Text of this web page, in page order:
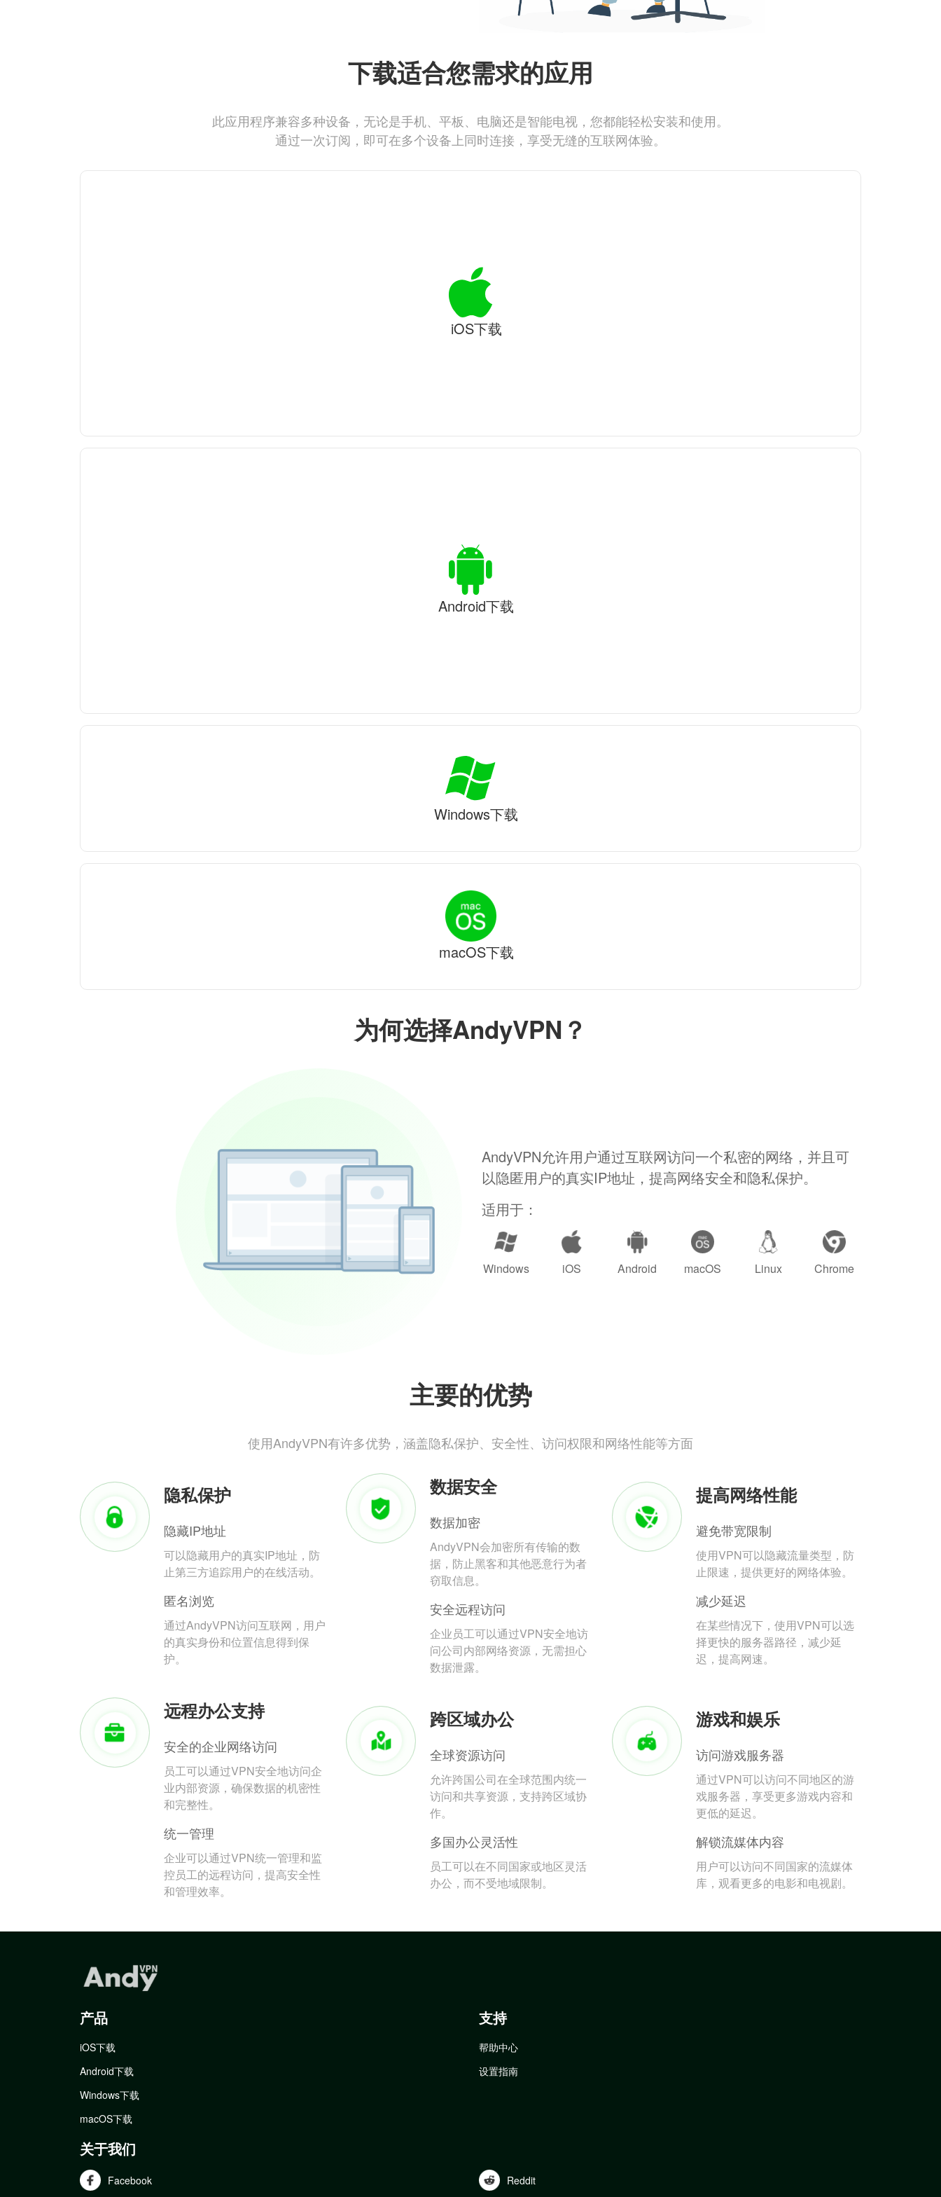
为何选择AndyVPN？
AndyVPN允许用户通过互联网访问一个私密的网络，并且可
以隐匿用户的真实IP地址，提高网络安全和隐私保护。
适用于：
Windows iOS Android macOS Linux Chrome
主要的优势
使用AndyVPN有许多优势，涵盖隐私保护、安全性、访问权限和网络性能等方面
隐私保护
隐藏IP地址
可以隐藏用户的真实IP地址，防
止第三方追踪用户的在线活动。
匿名浏览
通过AndyVPN访问互联网，用户
的真实身份和位置信息得到保
护。
数据安全
数据加密
AndyVPN会加密所有传输的数
据，防止黑客和其他恶意行为者
窃取信息。
安全远程访问
企业员工可以通过VPN安全地访
问公司内部网络资源，无需担心
数据泄露。
提高网络性能
避免带宽限制
使用VPN可以隐藏流量类型，防
止限速，提供更好的网络体验。
减少延迟
在某些情况下，使用VPN可以选
择更快的服务器路径，减少延
迟，提高网速。
远程办公支持
安全的企业网络访问
员工可以通过VPN安全地访问企
业内部资源，确保数据的机密性
和完整性。
统一管理
企业可以通过VPN统一管理和监
控员工的远程访问，提高安全性
和管理效率。
跨区域办公
全球资源访问
允许跨国公司在全球范围内统一
访问和共享资源，支持跨区域协
作。
多国办公灵活性
员工可以在不同国家或地区灵活
办公，而不受地域限制。
游戏和娱乐
访问游戏服务器
通过VPN可以访问不同地区的游
戏服务器，享受更多游戏内容和
更低的延迟。
解锁流媒体内容
用户可以访问不同国家的流媒体
库，观看更多的电影和电视剧。
下载适合您需求的应用
此应用程序兼容多种设备，无论是手机、平板、电脑还是智能电视，您都能轻松安装和使用。
通过一次订阅，即可在多个设备上同时连接，享受无缝的互联网体验。
iOS下载
Android下载
Windows下载
macOS下载
产品
iOS下载
Android下载
Windows下载
macOS下载
支持
帮助中心
设置指南
关于我们
Facebook Reddit